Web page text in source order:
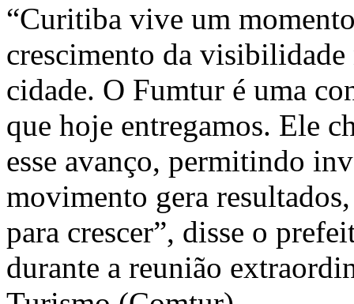
“Curitiba vive um
crescimento da
cidade. O Fumtur é uma
que hoje entregamos. Ele
esse avanço, permitindo
movimento gera
para crescer”, disse o
durante a reunião